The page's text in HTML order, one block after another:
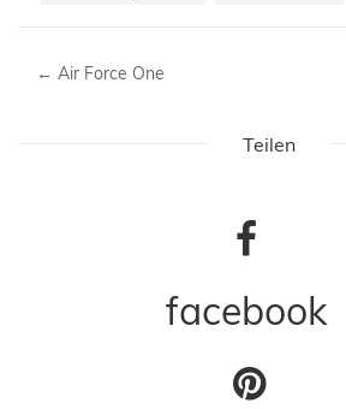
← Air Force One
Teilen
facebook